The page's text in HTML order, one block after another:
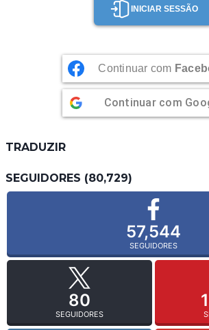
INICIAR SESSÃO
Continuar com
Continuar com
TRADUZIR
SEGUIDORES (80,729)
57,544
SEGUIDORES
80
SEGUIDORES